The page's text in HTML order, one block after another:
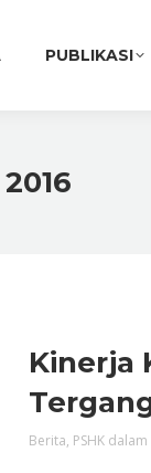
PUBLIKASI
2016
Kinerja
Berita, PSHK